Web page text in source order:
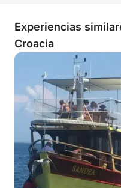
Experiencias
Croacia